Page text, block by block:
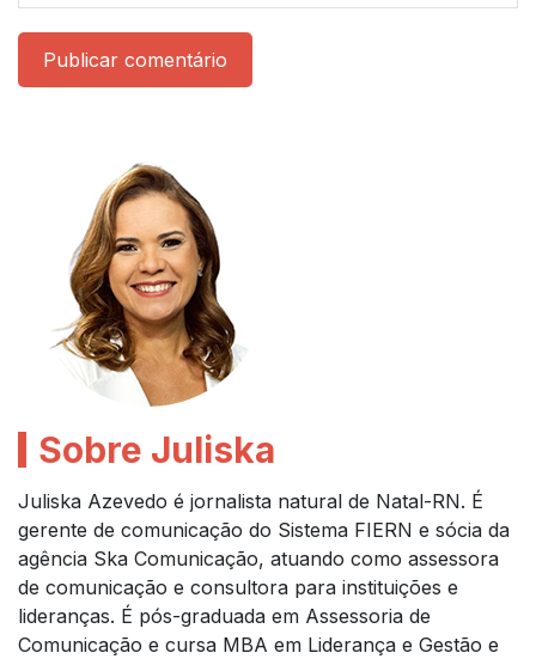
Publicar comentário
Sobre Juliska
Juliska Azevedo é jornalista natural de Natal-RN. É
gerente de comunicação do Sistema FIERN e sócia da
agência Ska Comunicação, atuando como assessora
de comunicação e consultora para instituições e
lideranças. É pós-graduada em Assessoria de
Comunicação e cursa MBA em Liderança e Gestão e